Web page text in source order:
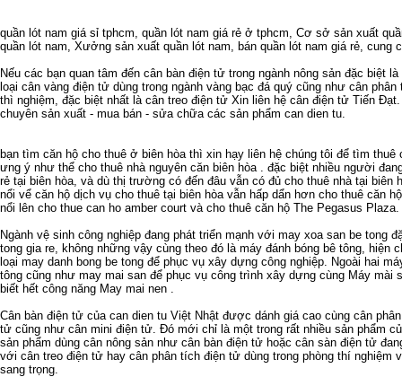
quần lót nam giá sỉ tphcm quần lót nam giá rẻ ở tphcm Cơ sở sản xuất
quần lót nam Xưởng sản xuất quần lót nam bán quần lót nam giá rẻ cung
Nếu các bạn quan tâm đến cân bàn điện tử trong ngành nông sản đặc biệt là
loại cân vàng điện tử dùng trong ngành vàng bạc đá quý cũng như cân phân
thì nghiệm, đặc biệt nhất là cân treo điện tử Xin liên hệ cân điện tử Tiến
chuyên sản xuất - mua bán - sửa chữa các sản phẩm can dien tu
bạn tìm căn hộ cho thuê ở biên hòa thì xin hạy liên hệ chúng tôi để tìm thuê
ưng ý như thể cho thuê nhà nguyên căn biên hòa . đặc biệt nhiều người
rẻ tại biên hòa , và dù thị trường có đến đâu vẫn có đủ cho thuê nhà tại biên
nổi vể căn hộ dịch vụ cho thuê tại biên hòa vẫn hấp dẩn hơn cho thuê căn
nổi lên cho thue can ho amber court và cho thuê căn hộ The Pegasus Plaza
Ngành vệ sinh công nghiệp đang phát triển mạnh với may xoa san be tong
tong gia re , không những vậy cùng theo đó là máy đánh bóng bê tông , hiện
loại may danh bong be tong để phục vụ xây dựng công nghiệp. Ngoài hai
tông cũng như may mai san để phục vụ công trình xây dựng cùng Máy mài
biết hết công năng May mai nen
Cân bàn điện tử của can dien tu Việt Nhật được dánh giá cao cùng cân
tử cũng như cân mini điện tử . Đó mới chỉ là một trong rất nhiều sản phẩm
sản phẩm dùng cân nông sản như cân bàn điện tử hoặc cân sàn điện tử
với cân treo điện tử hay cân phân tích điện tử dùng trong phòng thí nghiệm
sang trọng.